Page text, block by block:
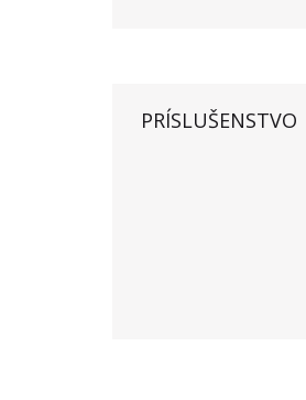
PRÍSLUŠENSTVO